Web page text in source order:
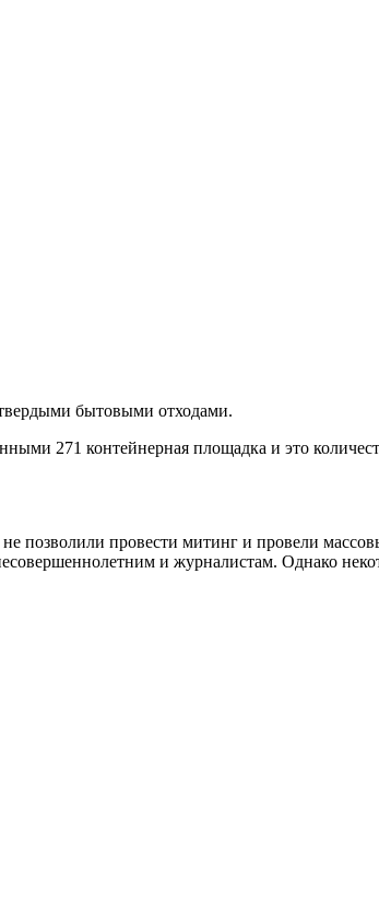
бытовыми отходами.
271 контейнерная площадка и это
позволили провести митинг и провели
и журналистам. Однако